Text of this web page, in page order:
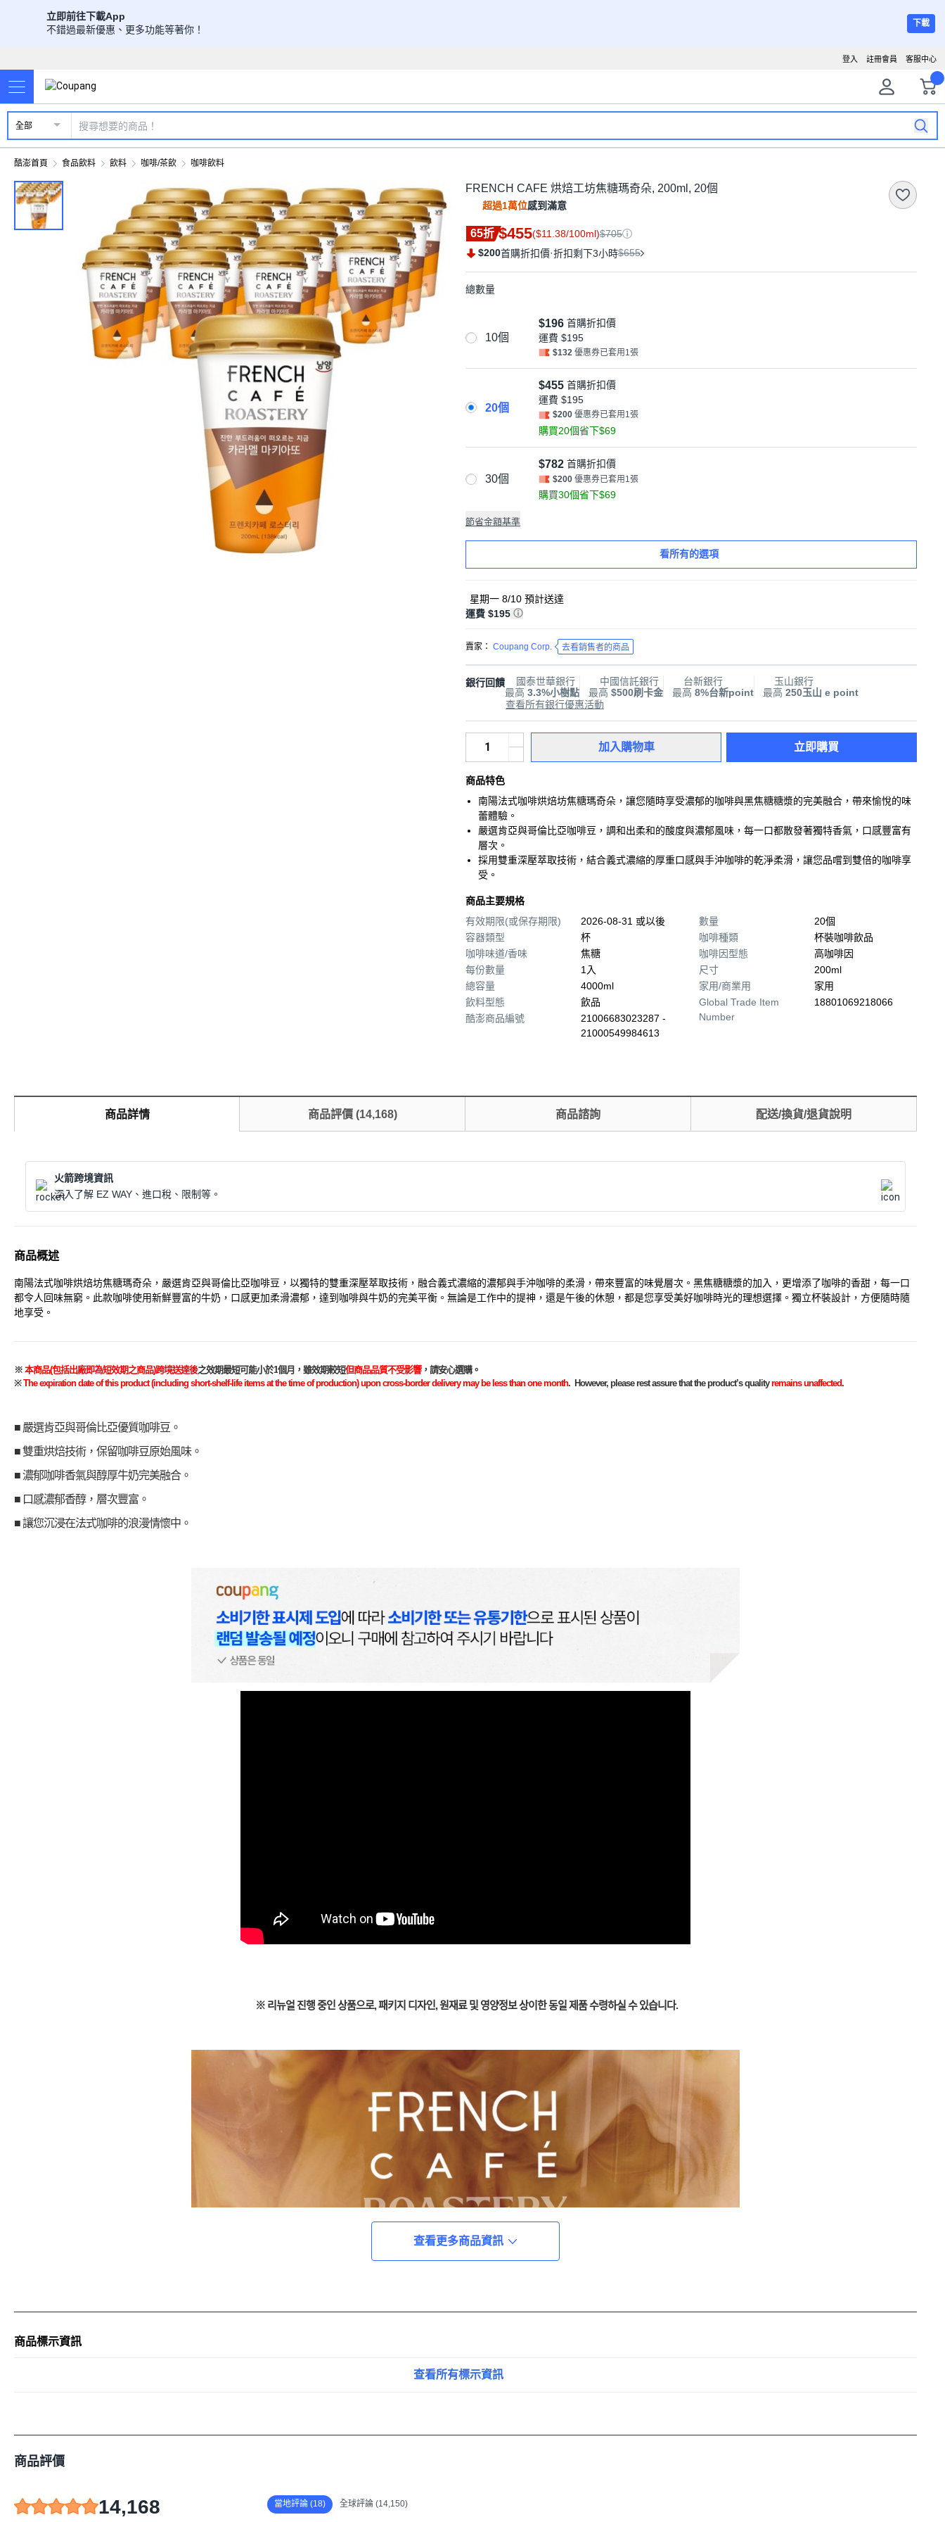
立即前往下載App
不錯過最新優惠、更多功能等著你！
下載
客服中心
註冊會員
登入
全部
酷澎首頁 食品飲料 飲料 咖啡/茶飲 咖啡飲料
FRENCH CAFE 烘焙工坊焦糖瑪奇朵, 200ml, 20個
超過1萬位感到滿意
65折 $455($11.38/100ml)$705
$200首購折扣價·折扣剩下3小時$655
總數量
10個
$196 首購折扣價
運費 $195
$132 優惠券已套用1張
20個
$455 首購折扣價
運費 $195
$200 優惠券已套用1張
購買20個省下$69
30個
$782 首購折扣價
$200 優惠券已套用1張
購買30個省下$69
節省金額基準
看所有的選項
星期一 8/10 預計送達
運費 $195
賣家： Coupang Corp. 去看銷售者的商品
銀行回饋
國泰世華銀行
最高 3.3%小樹點
中國信託銀行
最高 $500刷卡金
台新銀行
最高 8%台新point
玉山銀行
最高 250玉山 e point
查看所有銀行優惠活動
加入購物車 立即購買
商品特色
南陽法式咖啡烘焙坊焦糖瑪奇朵，讓您隨時享受濃郁的咖啡與黑焦糖糖漿的完美融合，帶來愉悅的味
蕾體驗。
嚴選肯亞與哥倫比亞咖啡豆，調和出柔和的酸度與濃郁風味，每一口都散發著獨特香氣，口感豐富有
層次。
採用雙重深壓萃取技術，結合義式濃縮的厚重口感與手沖咖啡的乾淨柔滑，讓您品嚐到雙倍的咖啡享
受。
商品主要規格
有效期限(或保存期限)
2026-08-31 或以後
容器類型
杯
咖啡味道/香味
焦糖
每份數量
1入
總容量
4000ml
飲料型態
飲品
酷澎商品編號
21006683023287 -
21000549984613
數量
20個
咖啡種類
杯裝咖啡飲品
咖啡因型態
高咖啡因
尺寸
200ml
家用/商業用
家用
Global Trade Item
Number
18801069218066
商品詳情 商品評價(14,168) 商品諮詢 配送/換貨/退貨說明
火箭跨境資訊
深入了解 EZ WAY、進口稅、限制等。
商品概述
南陽法式咖啡烘焙坊焦糖瑪奇朵，嚴選肯亞與哥倫比亞咖啡豆，以獨特的雙重深壓萃取技術，融合義式濃縮的濃郁與手沖咖啡的柔滑，帶來豐富的味覺層次。黑焦糖糖漿的加入，更增添了咖啡的香甜，每一口
都令人回味無窮。此款咖啡使用新鮮豐富的牛奶，口感更加柔滑濃郁，達到咖啡與牛奶的完美平衡。無論是工作中的提神，還是午後的休憩，都是您享受美好咖啡時光的理想選擇。獨立杯裝設計，方便隨時隨
地享受。
※ 本商品(包括出廠即為短效期之商品)跨境送達後之效期最短可能小於1個月，雖效期較短但商品品質不受影響，請安心選購。
※The expiration date of this product (including short-shelf-life items at the time of production) upon cross-border delivery may be less than one month. However, please rest assure that the product’s qualityremains unaffected.
■ 嚴選肯亞與哥倫比亞優質咖啡豆。
■ 雙重烘焙技術，保留咖啡豆原始風味。
■ 濃郁咖啡香氣與醇厚牛奶完美融合。
■ 口感濃郁香醇，層次豐富。
■ 讓您沉浸在法式咖啡的浪漫情懷中。
※ 리뉴얼 진행 중인 상품으로, 패키지 디자인, 원재료 및 영양정보 상이한 동일 제품 수령하실 수 있습니다.
查看更多商品資訊
商品標示資訊
查看所有標示資訊
商品評價
14,168 當地評論 (18) 全球評論 (14,150)